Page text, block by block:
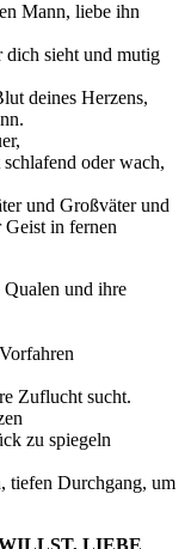
Mann, liebe ihn
dich sieht und mutig
deines Herzens,
oder wach,
und Großväter und
in fernen
und ihre
Zuflucht sucht.
zu spiegeln
tiefen Durchgang, um
LIEBE